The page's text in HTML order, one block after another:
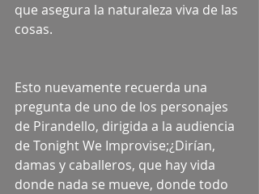
que asegura la naturaleza viva de las
cosas.
Esto nuevamente recuerda una
pregunta de uno de los personajes
de Pirandello, dirigida a la audiencia
de Tonight We Improvise;¿Dirían,
damas y caballeros, que hay vida
donde nada se mueve, donde todo